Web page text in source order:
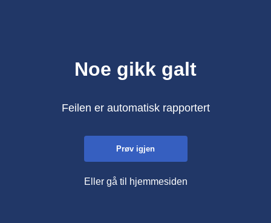
Noe gikk galt
Feilen er automatisk rapportert
Prøv igjen
Eller gå til hjemmesiden